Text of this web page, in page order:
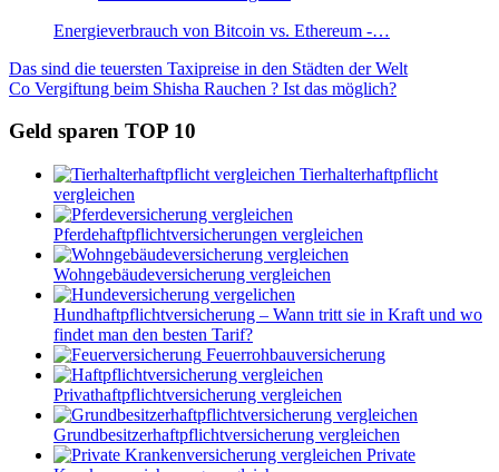
Energieverbrauch von Bitcoin vs. Ethereum -…
Beitragsnavigation
Vorheriger
Beitrag:
Das sind die teuersten Taxipreise in den Städten der Welt
Nächster
Co Vergiftung beim Shisha Rauchen ? Ist das möglich?
Geld sparen TOP 10
Tierhalterhaftpflicht
vergleichen
Pferdehaftpflichtversicherungen vergleichen
Wohngebäudeversicherung vergleichen
Hundhaftpflichtversicherung – Wann tritt sie in Kraft und wo
findet man den besten Tarif?
Feuerrohbauversicherung
Privathaftpflichtversicherung vergleichen
Grundbesitzerhaftpflichtversicherung vergleichen
Private